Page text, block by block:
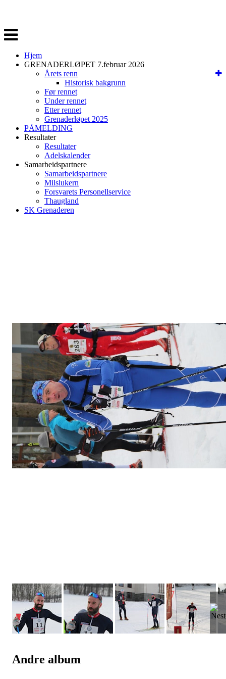
Veksle
navigasjon
Hjem
GRENADERLØPET 7.februar 2026
Årets renn
Historisk bakgrunn
Før rennet
Under rennet
Etter rennet
Grenaderløpet 2025
PÅMELDING
Resultater
Resultater
Adelskalender
Samarbeidspartnere
Samarbeidspartnere
Milslukern
Forsvarets Personellservice
Thaugland
SK Grenaderen
Andre album